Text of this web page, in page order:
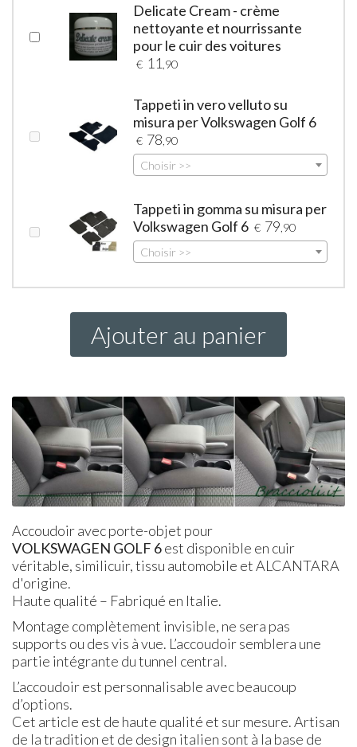
Delicate Cream - crème
nettoyante et nourrissante
pour le cuir des voitures
€ 11 ,90
Tappeti in vero velluto su
misura per Volkswagen Golf 6
€ 78 ,90
Choisir >>
Tappeti in gomma su misura per
Volkswagen Golf 6 € 79 ,90
Choisir >>
Ajouter au panier
Accoudoir avec porte-objet pour
VOLKSWAGEN GOLF 6est disponible en cuir
véritable, similicuir, tissu automobile et ALCANTARA
d'origine.
Haute qualité – Fabriqué en Italie.
Montage complètement invisible, ne sera pas
supports ou des vis à vue. L’accoudoir semblera une
partie intégrante du tunnel central.
L’accoudoir est personnalisable avec beaucoup
d’options.
Cet article est de haute qualité et sur mesure. Artisan
de la tradition et de design italien sont à la base de